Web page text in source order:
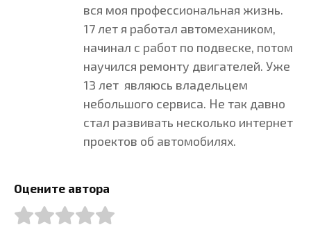
вся моя профессиональная жизнь.
17 лет я работал автомехаником,
начинал с работ по подвеске, потом
научился ремонту двигателей. Уже
13 лет являюсь владельцем
небольшого сервиса. Не так давно
стал развивать несколько интернет
проектов об автомобилях.
Оцените автора